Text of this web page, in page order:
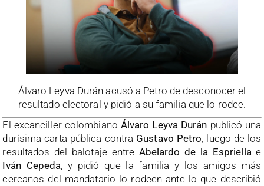
Álvaro Leyva Durán acusó a Petro de desconocer el
resultado electoral y pidió a su familia que lo rodee.
El excanciller colombiano Álvaro Leyva Durán publicó una
durísima carta pública contra Gustavo Petro, luego de los
resultados del balotaje entre Abelardo de la Espriellae
Iván Cepeda, y pidió que la familia y los amigos más
cercanos del mandatario lo rodeen ante lo que describió